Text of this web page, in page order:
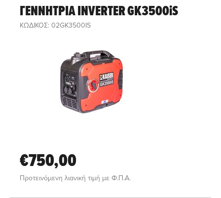
ΓΕΝΝΗΤΡΙΑ INVERTER GK3500iS
ΚΩΔΙΚΟΣ: 02GK3500IS
€750,00
Προτεινόμενη λιανική τιμή με Φ.Π.Α.